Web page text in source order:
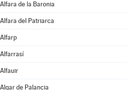
Alfara de la Baronia
Alfara del Patriarca
Alfarp
Alfarrasí
Alfauir
Algar de Palancia